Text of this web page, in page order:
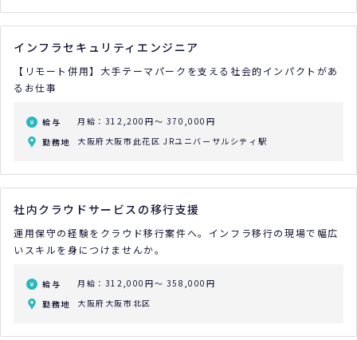
インフラセキュリティエンジニア
【リモート併用】大手テーマパークを支える社会的インパクトがあ
るお仕事
給与
月給：312,200円～ 370,000円
勤務地
大阪府大阪市此花区 JRユニバーサルシティ駅
社内クラウドサービスの移行支援
運用保守の経験をクラウド移行案件へ。インフラ移行の現場で幅広
いスキルを身につけませんか。
給与
月給：312,000円～ 358,000円
勤務地
大阪府大阪市北区